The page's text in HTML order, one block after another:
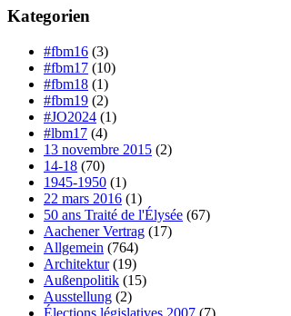
Kategorien
#fbm16 (3)
#fbm17 (10)
#fbm18 (1)
#fbm19 (2)
#JO2024 (1)
#lbm17 (4)
13 novembre 2015 (2)
14-18 (70)
1945-1950 (1)
22 mars 2016 (1)
50 ans Traité de l'Élysée (67)
Aachener Vertrag (17)
Allgemein (764)
Architektur(19)
Außenpolitik (15)
Ausstellung (2)